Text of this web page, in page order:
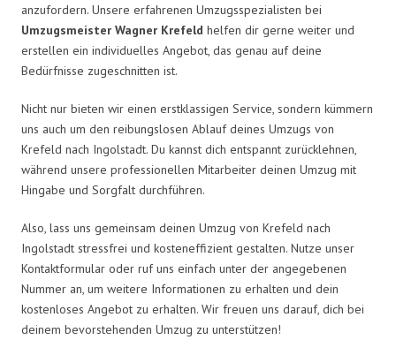
anzufordern. Unsere erfahrenen Umzugsspezialisten bei
Umzugsmeister Wagner Krefeld helfen dir gerne weiter und
erstellen ein individuelles Angebot, das genau auf deine
Bedürfnisse zugeschnitten ist.
Nicht nur bieten wir einen erstklassigen Service, sondern kümmern
uns auch um den reibungslosen Ablauf deines Umzugs von
Krefeld nach Ingolstadt. Du kannst dich entspannt zurücklehnen,
während unsere professionellen Mitarbeiter deinen Umzug mit
Hingabe und Sorgfalt durchführen.
Also, lass uns gemeinsam deinen Umzug von Krefeld nach
Ingolstadt stressfrei und kosteneffizient gestalten. Nutze unser
Kontaktformular oder ruf uns einfach unter der angegebenen
Nummer an, um weitere Informationen zu erhalten und dein
kostenloses Angebot zu erhalten. Wir freuen uns darauf, dich bei
deinem bevorstehenden Umzug zu unterstützen!